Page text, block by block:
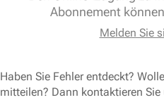
Abonnement
Melden Sie
Haben Sie Fehler entdeckt?
mitteilen? Dann kontaktieren